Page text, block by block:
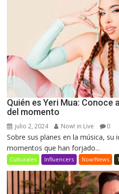
Quién es Yeri Mua: Conoce
del momento
julio 2, 2024 Now! in Live 0
Sobre sus planes en la música,
momentos que han forjado...
Culturales Influencers Now!News